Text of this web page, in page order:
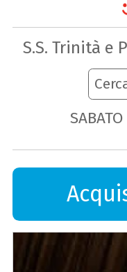
S.S. Trinità e
SABATO